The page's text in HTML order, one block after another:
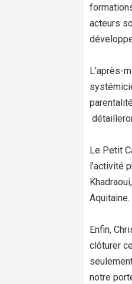
acteurs
L’après-
Le Petit
l’activité
Aquitaine.
Enfin,
clôturer
notre